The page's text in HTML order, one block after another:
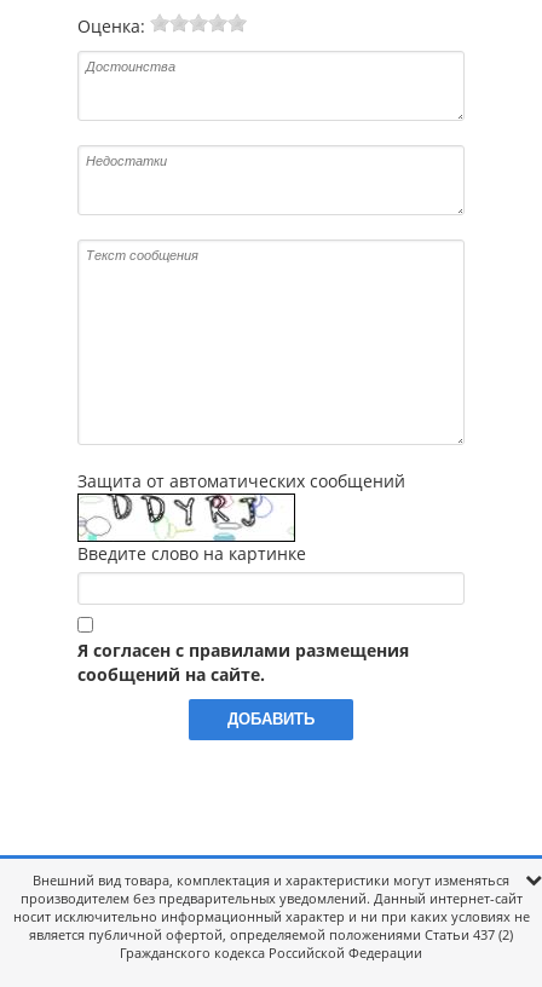
Оценка:
Защита от автоматических сообщений
Введите слово на картинке
Я согласен с правилами размещения
сообщений на сайте.
Внешний вид товара, комплектация и характеристики могут изменяться
производителем без предварительных уведомлений. Данный интернет-сайт
носит исключительно информационный характер и ни при каких условиях не
является публичной офертой, определяемой положениями Статьи 437 (2)
Гражданского кодекса Российской Федерации